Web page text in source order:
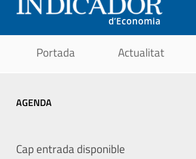
Portada Actualitat
AGENDA
Cap entrada disponible